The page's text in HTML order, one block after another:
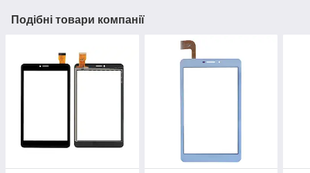
Подібні товари компанії